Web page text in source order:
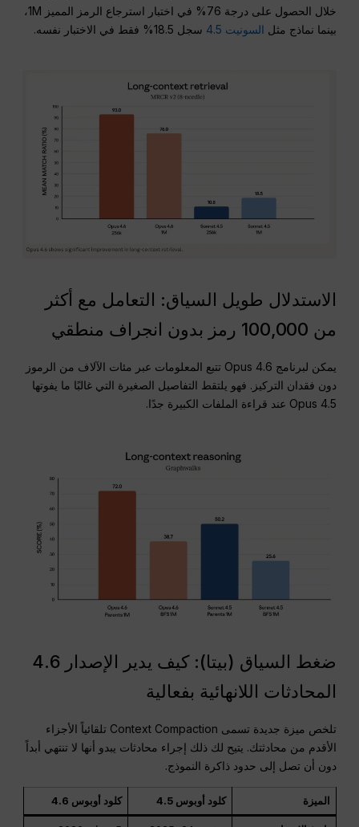
خلال الحصول على درجة 76% في اختبار استرجاع الرمز المميز 1M،
بينما نماذج مثل السونيت 4.5 سجل 18.5% فقط في الاختبار نفسه.
الاستدلال طويل السياق: التعامل مع أكثر
من 100,000 رمز بدون انجراف منطقي
يمكن لبرنامج Opus 4.6 تتبع المعلومات عبر مئات الآلاف من الرموز
دون فقدان التركيز. فهو يلتقط التفاصيل الصغيرة التي غالبًا ما يفوتها
Opus 4.5 عند قراءة الملفات الكبيرة جدًا.
ضغط السياق (بيتا): كيف يدير الإصدار 4.6
المحادثات اللانهائية بفعالية
تلخص ميزة جديدة تسمى Context Compaction تلقائياً الأجزاء
الأقدم من محادثتك. يتيح لك ذلك إجراء محادثات يبدو أنها لا تنتهي أبداً
دون أن تصل إلى حدود ذاكرة النموذج.
الميزة كلود أوبوس 4.5 كلود أوبوس 4.6